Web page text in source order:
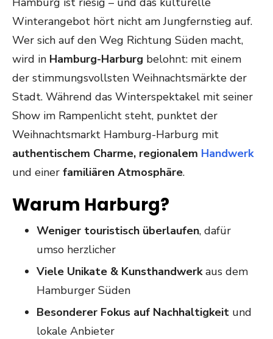
Winterangebot hört nicht am Jungfernstieg auf.
Wer sich auf den Weg Richtung Süden macht,
wird in Hamburg-Harburg belohnt: mit einem
der stimmungsvollsten Weihnachtsmärkte der
Stadt. Während das Winterspektakel mit seiner
Show im Rampenlicht steht, punktet der
Weihnachtsmarkt Hamburg-Harburg mit
authentischem Charme, regionalem Handwerk
und einer familiären Atmosphäre.
Warum Harburg?
Weniger touristisch überlaufen, dafür
umso herzlicher
Viele Unikate & Kunsthandwerkaus dem
Hamburger Süden
Besonderer Fokus auf Nachhaltigkeit und
lokale Anbieter